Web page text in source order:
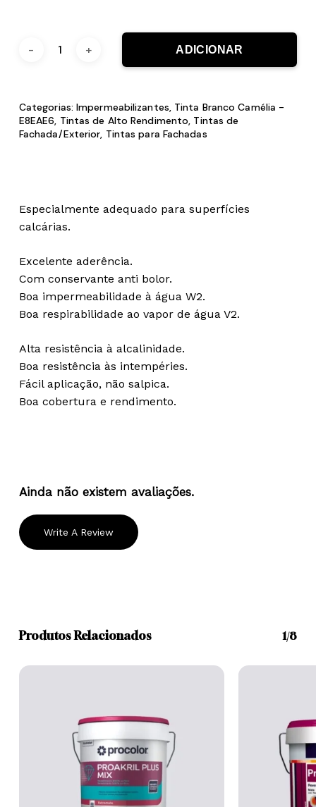
ADICIONAR
Categorias:Impermeabilizantes, Tinta Branco Camélia -
E8EAE6, Tintas de Alto Rendimento, Tintas de
Fachada/Exterior, Tintas para Fachadas
Especialmente adequado para superfícies
calcárias.
Excelente aderência.
Com conservante anti bolor.
Boa impermeabilidade à água W2.
Boa respirabilidade ao vapor de água V2.
Alta resistência à alcalinidade.
Boa resistência às intempéries.
Fácil aplicação, não salpica.
Boa cobertura e rendimento.
Ainda não existem avaliações.
Write A Review
Produtos Relacionados 1/8